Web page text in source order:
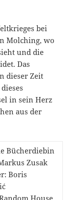
bei
Molching, wo
und die
Das
dieser Zeit
in sein Herz
aus der
Bücherdiebin
Zusak
Boris
House